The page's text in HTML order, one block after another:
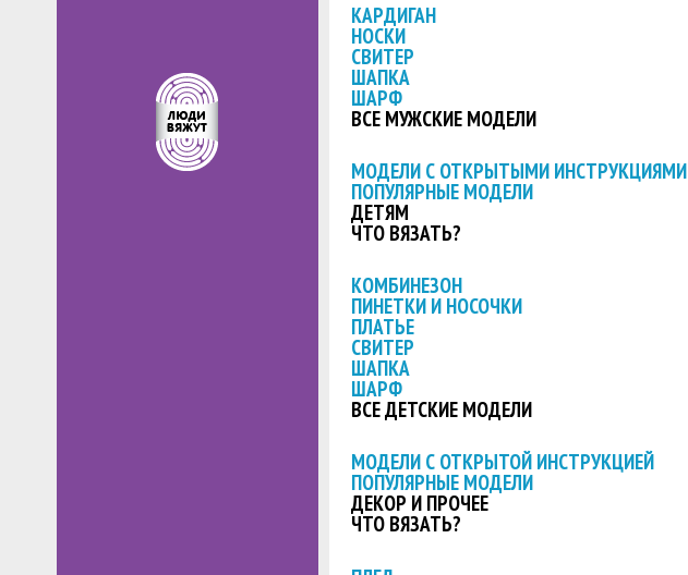
КАРДИГАН
НОСКИ
СВИТЕР
ШАПКА
ШАРФ
ВСЕ МУЖСКИЕ МОДЕЛИ
МОДЕЛИ С ОТКРЫТЫМИ ИНСТРУКЦИЯМИ
ПОПУЛЯРНЫЕ МОДЕЛИ
ДЕТЯМ
ЧТО ВЯЗАТЬ?
КОМБИНЕЗОН
ПИНЕТКИ И НОСОЧКИ
ПЛАТЬЕ
СВИТЕР
ШАПКА
ШАРФ
ВСЕ ДЕТСКИЕ МОДЕЛИ
МОДЕЛИ С ОТКРЫТОЙ ИНСТРУКЦИЕЙ
ПОПУЛЯРНЫЕ МОДЕЛИ
ДЕКОР И ПРОЧЕЕ
ЧТО ВЯЗАТЬ?